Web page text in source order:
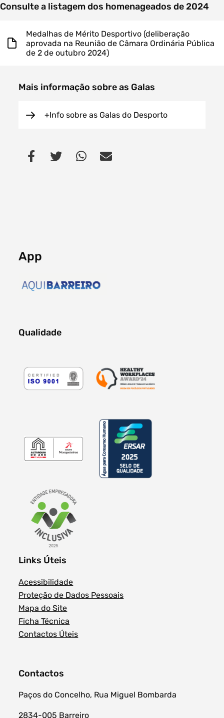
Consulte a listagem dos homenageados de 2024
Medalhas de Mérito Desportivo (deliberação
aprovada na Reunião de Câmara Ordinária Pública
de 2 de outubro 2024)
Mais informação sobre as Galas
+Info sobre as Galas do Desporto
App
Qualidade
Links Úteis
Acessibilidade
Proteção de Dados Pessoais
Mapa do Site
Ficha Técnica
Contactos Úteis
Contactos
Paços do Concelho, Rua Miguel Bombarda
2834-005 Barreiro